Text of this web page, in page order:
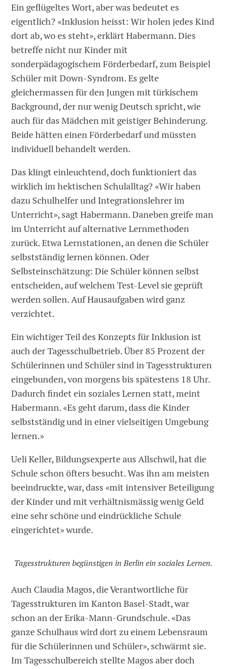
Ein geflügeltes Wort, aber was bedeutet es
eigentlich? «Inklusion heisst: Wir holen jedes Kind
dort ab, wo es steht», erklärt Habermann. Dies
betreffe nicht nur Kinder mit
sonderpädagogischem Förderbedarf, zum Beispiel
Schüler mit Down-Syndrom. Es gelte
gleichermassen für den Jungen mit türkischem
Background, der nur wenig Deutsch spricht, wie
auch für das Mädchen mit geistiger Behinderung.
Beide hätten einen ­Förderbedarf und müssten
individuell behandelt werden.
Das klingt einleuchtend, doch funktioniert das
wirklich im hektischen Schulalltag? «Wir haben
dazu Schulhelfer und Integrationslehrer im
Unterricht», sagt Habermann. Daneben greife man
im Unterricht auf alternative Lernmethoden
zurück. Etwa Lern­stationen, an denen die Schüler
selbstständig lernen können. Oder
Selbsteinschätzung: Die Schüler können selbst
entscheiden, auf welchem Test-Level sie geprüft
werden sollen. Auf Hausauf­gaben wird ganz
verzichtet.
Ein wichtiger Teil des Konzepts für Inklusion ist
auch der Tagesschulbetrieb. Über 85 Prozent der
Schülerinnen und Schüler sind in Tagesstrukturen
eingebunden, von morgens bis spätestens 18 Uhr.
Dadurch findet ein soziales Lernen statt, meint
Habermann. «Es geht darum, dass die Kinder
selbstständig und in einer vielseitigen Umgebung
lernen.»
Ueli Keller, Bildungsexperte aus Allschwil, hat die
Schule schon öfters besucht. Was ihn am meisten
beeindruckte, war, dass «mit intensiver Beteiligung
der Kinder und mit verhältnismässig wenig Geld
eine sehr schöne und eindrückliche Schule
eingerichtet» wurde.
Tagesstrukturen begünstigen in Berlin ein soziales Lernen.
Auch Claudia Magos, die Verantwortliche für
Tagesstrukturen im Kanton Basel-Stadt, war
schon an der Erika-Mann-Grundschule. «Das
ganze Schulhaus wird dort zu einem Lebensraum
für die Schülerinnen und Schüler», schwärmt sie.
Im Tagesschulbereich stellte Magos aber doch